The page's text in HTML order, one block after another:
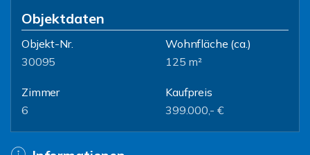
Objektdaten
Objekt-Nr.
30095
Wohnfläche (ca.)
125 m²
Zimmer
6
Kaufpreis
399.000,- €